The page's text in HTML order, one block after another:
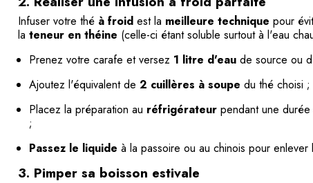
Infuser votre thé à froid est la meilleure technique pour
la teneur en théine (celle-ci étant soluble surtout à l'eau
Prenez votre carafe et versez 1 litre d'eau de source ou
Ajoutez l'équivalent de 2 cuillères à soupe du thé choisi ;
Placez la préparation au réfrigérateur pendant une
;
Passez le liquide à la passoire ou au chinois pour
3. Pimper sa boisson estivale